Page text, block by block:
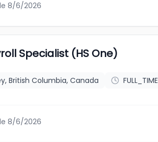
8/6/2026
Specialist (HS One)
British Columbia, Canada FULL_TIME
8/6/2026